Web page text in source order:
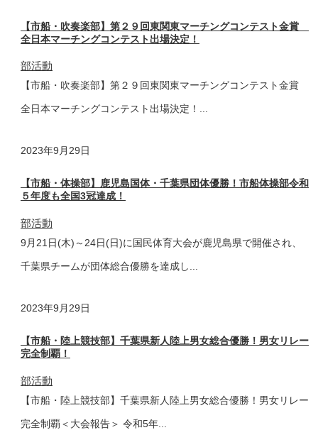
【市船・吹奏楽部】第２９回東関東マーチングコンテスト金賞
全日本マーチングコンテスト出場決定！
部活動
【市船・吹奏楽部】第２９回東関東マーチングコンテスト金賞
全日本マーチングコンテスト出場決定！...
2023年9月29日
【市船・体操部】鹿児島国体・千葉県団体優勝！市船体操部令和
５年度も全国3冠達成！
部活動
9月21日(木)～24日(日)に国民体育大会が鹿児島県で開催され、
千葉県チームが団体総合優勝を達成し...
2023年9月29日
【市船・陸上競技部】千葉県新人陸上男女総合優勝！男女リレー
完全制覇！
部活動
【市船・陸上競技部】千葉県新人陸上男女総合優勝！男女リレー
完全制覇＜大会報告＞ 令和5年...